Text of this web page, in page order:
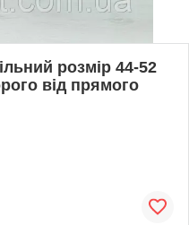
розмір 44-52
від прямого